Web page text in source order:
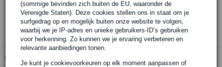
(sommige bevinden zich buiten de EU, waaronder de
Verenigde Staten). Deze cookies stellen ons in staat om je
surfgedrag op en mogelijk buiten onze website te volgen,
waarbij we je IP-adres en unieke gebruikers-ID’s gebruiken
voor herkenning. Zo kunnen we je ervaring verbeteren en
relevante aanbiedingen tonen.
Je kunt je cookievoorkeuren op elk moment aanpassen of
30 dagen 'niet goed geld terug' garantie
3 jaar Bax Music garantie
Gratis ophalen in de winkel